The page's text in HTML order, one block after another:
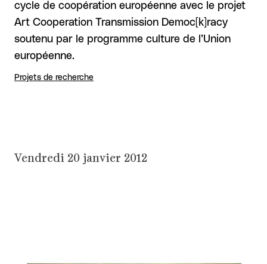
cycle de coopération européenne avec le projet
Art Cooperation Transmission Democ[k]racy
soutenu par le programme culture de l’Union
européenne.
Projets de recherche
Vendredi 20 janvier 2012